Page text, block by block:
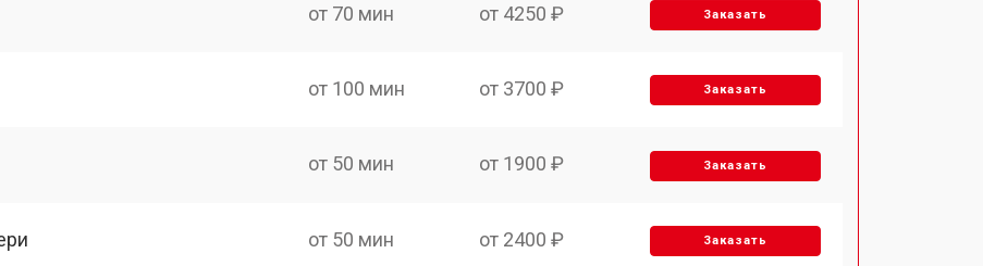
от 70 мин от 4250 ₽ Заказать
от 100 мин от 3700 ₽ Заказать
от 50 мин от 1900 ₽ Заказать
от 50 мин от 2400 ₽ Заказать